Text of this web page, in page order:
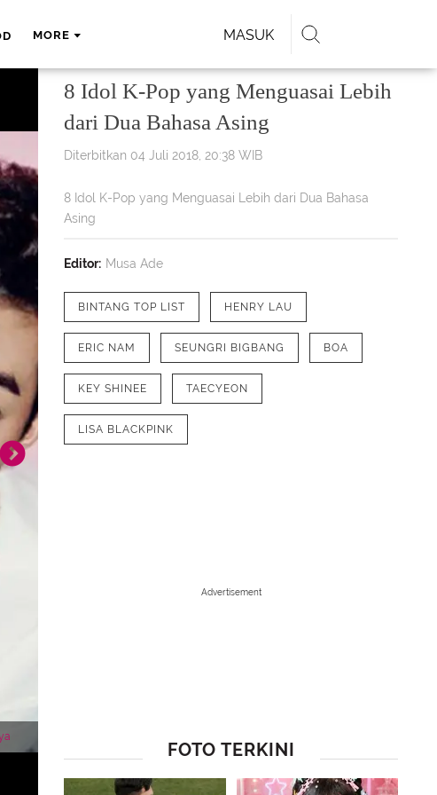
MORE MASUK
8 Idol K-Pop yang Menguasai Lebih
dari Dua Bahasa Asing
Diterbitkan 04 Juli 2018, 20:38 WIB
8 Idol K-Pop yang Menguasai Lebih dari Dua Bahasa
Asing
Editor: Musa Ade
BINTANG TOP LIST HENRY LAU
ERIC NAM SEUNGRI BIGBANG BOA
KEY SHINEE TAECYEON
LISA BLACKPINK
Advertisement
FOTO TERKINI